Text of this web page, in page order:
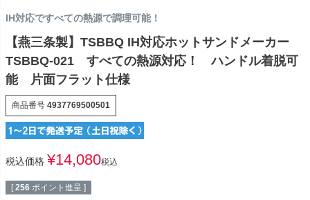
IH対応ですべての熱源で調理可能！
【燕三条製】TSBBQ IH対応ホットサンドメーカー
TSBBQ-021 すべての熱源対応！ ハンドル着脱可
能 片面フラット仕様
商品番号 4937769500501
税込価格 ¥14,080税込
[ 256 ポイント進呈 ]